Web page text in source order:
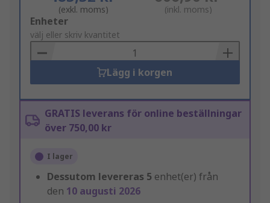
(exkl. moms) (inkl. moms)
Add
to
Basket
Enheter
välj eller skriv kvantitet
Lägg i korgen
GRATIS leverans för online beställningar
över 750,00 kr
I lager
Dessutom levereras 5 enhet(er) från
den 10 augusti 2026